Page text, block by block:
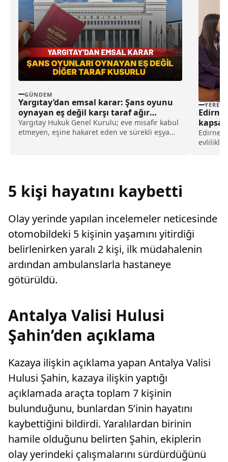
GÜNDEM
Yargıtay’dan emsal karar: Şans oyunu
oynayan eş değil karşı taraf ağır
kusurlu sayıldı
Yargıtay Hukuk Genel Kurulu; eve misafir kabul
etmeyen, eşine hakaret eden ve sürekli eşya
YEREL
Edirne
çifti
Edirne
5 kişi hayatını kaybetti
Olay yerinde yapılan incelemeler neticesinde
otomobildeki 5 kişinin yaşamını yitirdiği
belirlenirken yaralı 2 kişi, ilk müdahalenin
ardından ambulanslarla hastaneye
götürüldü.
Antalya Valisi Hulusi
Şahin’den açıklama
Kazaya ilişkin açıklama yapan Antalya Valisi
Hulusi Şahin, kazaya ilişkin yaptığı
açıklamada araçta toplam 7 kişinin
bulunduğunu, bunlardan 5’inin hayatını
kaybettiğini bildirdi. Yaralılardan birinin
hamile olduğunu belirten Şahin, ekiplerin
olay yerindeki çalışmalarını sürdürdüğünü